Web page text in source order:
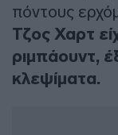
πόντους
Τζος Χαρτ
ριμπάουντ,
κλεψίματα.